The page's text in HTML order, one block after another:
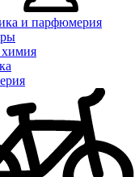
и парфюмерия